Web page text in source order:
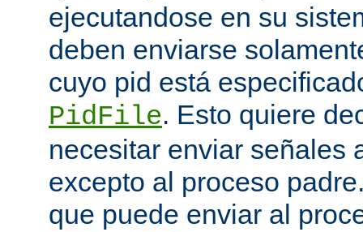
ejecutandose en su
deben enviarse
cuyo pid está
PidFile. Esto quiere
necesitar enviar señales
excepto al proceso
que puede enviar al